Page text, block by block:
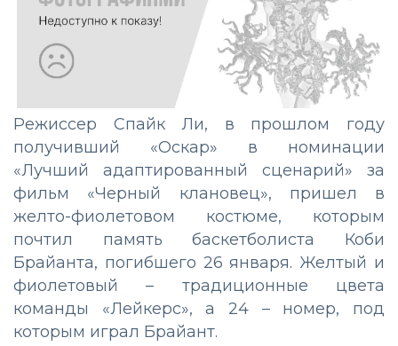
Режиссер Спайк Ли, в прошлом году
получивший «Оскар» в номинации
«Лучший адаптированный сценарий» за
фильм «Черный клановец», пришел в
желто-фиолетовом костюме, которым
почтил память баскетболиста Коби
Брайанта, погибшего 26 января. Желтый и
фиолетовый – традиционные цвета
команды «Лейкерс», а 24 – номер, под
которым играл Брайант.